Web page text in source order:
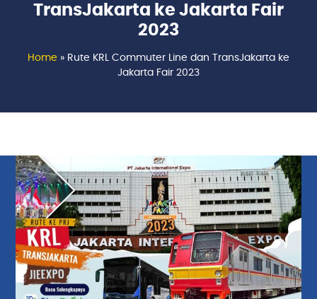
TransJakarta ke Jakarta Fair
2023
Home » Rute KRL Commuter Line dan TransJakarta ke
Jakarta Fair 2023